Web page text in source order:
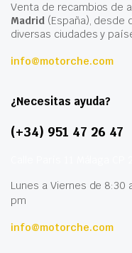
Venta de recambios de
Madrid(España), desde
diversas ciudades y
info@motorche.com
¿Necesitas ayuda?
(+34) 951 47 26 47
Lunes a Viernes de 8:30
pm
info@motorche.com